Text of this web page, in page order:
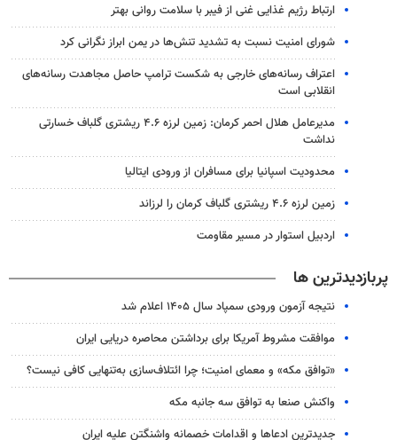
ارتباط رژیم غذایی غنی از فیبر با سلامت روانی بهتر
شورای امنیت نسبت به تشدید تنش‌ها در یمن ابراز نگرانی کرد
اعتراف رسانه‌های خارجی به شکست ترامپ حاصل مجاهدت رسانه‌های
انقلابی است
مدیرعامل هلال احمر کرمان: زمین لرزه ۴.۶ ریشتری گلباف خسارتی
نداشت
محدودیت اسپانیا برای مسافران از ورودی ایتالیا
زمین لرزه ۴.۶ ریشتری گلباف کرمان را لرزاند
اردبیل استوار در مسیر مقاومت
پربازدیدترین ها
نتیجه آزمون ورودی سمپاد سال ۱۴۰۵ اعلام شد
موافقت مشروط آمریکا برای برداشتن محاصره دریایی ایران
«توافق مکه» و معمای امنیت؛ چرا ائتلاف‌سازی به‌تنهایی کافی نیست؟
واکنش صنعا به توافق سه جانبه مکه
جدیدترین ادعاها و اقدامات خصمانه واشنگتن علیه ایران